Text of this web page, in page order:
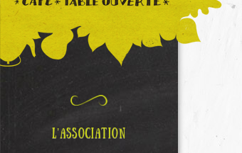
L’ASSOCIATION